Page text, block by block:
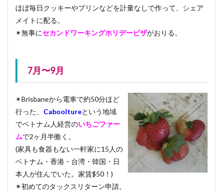
ほぼ毎日クッキーやプリンなどを計量なしで作って、シェア
メイトに配る。
✴︎無事にセカンドワーキングホリデービザがおりる。
7月〜9月
✴︎Brisbaneから電車で約50分ほど
行った、 Cabooltureという地域
でベトナム人経営のいちごファー
ムで2ヶ月半働く。
(家具も食器もない一軒家に15人の
ベトナム・香港・台湾・韓国・日
本人が住んでいた。家賃$50！)
✴︎初めてのタックスリターン申請。